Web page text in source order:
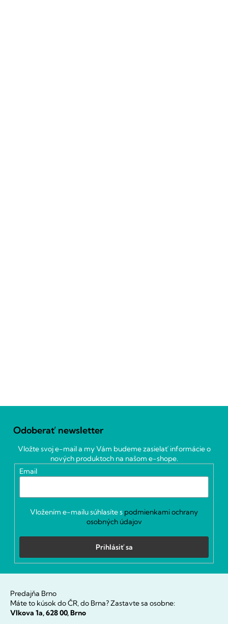
Odoberať newsletter
Vložte svoj e-mail a my Vám budeme zasielať informácie o
nových produktoch na našom e-shope.
Email
Vložením e-mailu súhlasíte s podmienkami ochrany
osobných údajov
Prihlásiť sa
Predajňa Brno
Máte to kúsok do ČR, do Brna? Zastavte sa osobne:
Vlkova 1a, 628 00, Brno